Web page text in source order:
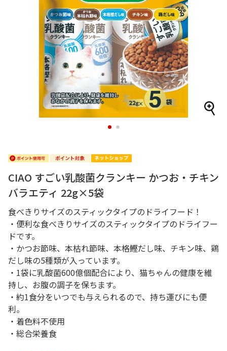
1 2
CIAO すごい乳酸菌クランキー かつお・チキン
バラエティ 22g×5袋
食べきりサイズのスティックタイプのドライフード！
・便利な食べきりサイズのスティックタイプのドライフー
ドです。
・かつお節味、本枯れ節味、本格鰹だし味、チキン味、鶏
だし味の5種類が入っています。
・1袋に乳酸菌600億個配合により、猫ちゃんの健康を維
持し、お腹の調子を保ちます。
・約1食分をいつでも与えられるので、持ち運びにも便
利。
・着色料不使用
・総合栄養食